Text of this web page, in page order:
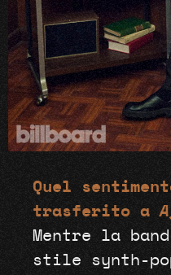
Quel
trasferito a
Mentre la
stile synth-